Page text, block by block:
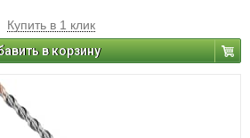
Купить в 1 клик
в корзину